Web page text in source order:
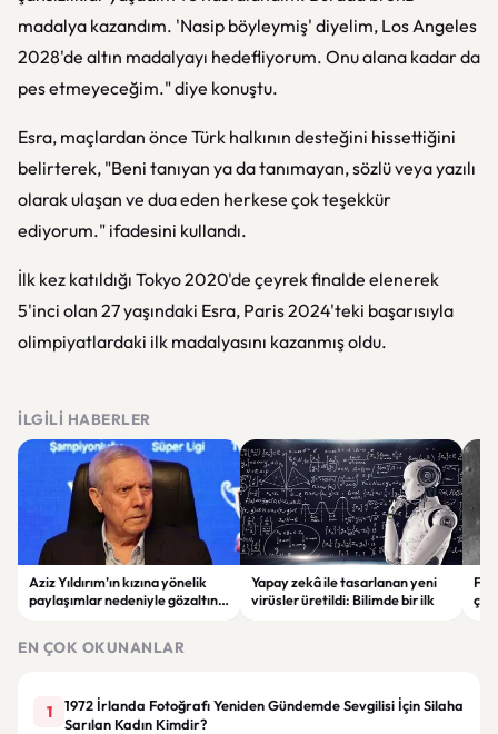
madalya kazandım. 'Nasip böyleymiş' diyelim, Los Angeles
2028'de altın madalyayı hedefliyorum. Onu alana kadar da
pes etmeyeceğim."diye konuştu.
Esra, maçlardan önce Türk halkının desteğini hissettiğini
belirterek, "Beni tanıyan ya da tanımayan, sözlü veya yazılı
olarak ulaşan ve dua eden herkese çok teşekkür
ediyorum." ifadesini kullandı.
İlk kez katıldığı Tokyo 2020'de çeyrek finalde elenerek
5'inci olan 27 yaşındaki Esra, Paris 2024'teki başarısıyla
olimpiyatlardaki ilk madalyasını kazanmış oldu.
İLGILI HABERLER
Aziz Yıldırım’ın kızına yönelik
paylaşımlar nedeniyle gözaltına
Yapay zekâ ile tasarlanan yeni
virüsler üretildi: Bilimde bir ilk
EN ÇOK OKUNANLAR
1
1972 İrlanda Fotoğrafı Yeniden Gündemde Sevgilisi İçin Silaha
Sarılan Kadın Kimdir?